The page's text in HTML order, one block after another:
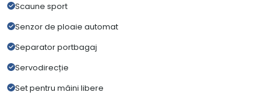
Scaune sport
Senzor de ploaie automat
Separator portbagaj
Servodirecție
Set pentru mâini libere